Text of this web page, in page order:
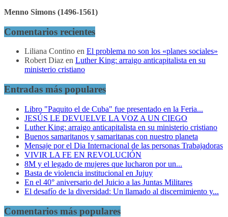
Menno Simons (1496-1561)
Comentarios recientes
Liliana Contino en El problema no son los «planes sociales»
Robert Diaz en Luther King: arraigo anticapitalista en su
ministerio cristiano
Entradas más populares
Libro "Paquito el de Cuba" fue presentado en la Feria...
JESÚS LE DEVUELVE LA VOZ A UN CIEGO
Luther King: arraigo anticapitalista en su ministerio cristiano
Buenos samaritanos y samaritanas con nuestro planeta
Mensaje por el Dia Internacional de las personas Trabajadoras
VIVIR LA FE EN REVOLUCIÓN
8M y el legado de mujeres que lucharon por un...
Basta de violencia institucional en Jujuy
En el 40° aniversario del Juicio a las Juntas Militares
El desafío de la diversidad: Un llamado al discernimiento y...
Comentarios más populares